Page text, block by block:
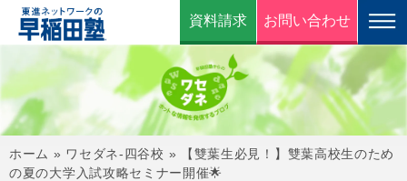
資料請求 お問い合わせ
ホーム » ワセダネ-四谷校 »
【雙葉生必見！】雙葉高校生のため
の夏の大学入試攻略セミナー開催🌟